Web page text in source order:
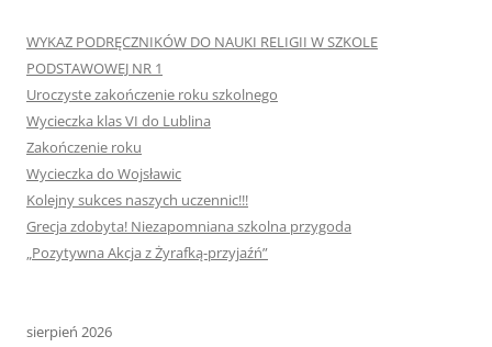
WYKAZ PODRĘCZNIKÓW DO NAUKI RELIGII W SZKOLE
PODSTAWOWEJ NR 1
Uroczyste zakończenie roku szkolnego
Wycieczka klas VI do Lublina
Zakończenie roku
Wycieczka do Wojsławic
Kolejny sukces naszych uczennic!!!
Grecja zdobyta! Niezapomniana szkolna przygoda
„Pozytywna Akcja z Żyrafką-przyjaźń”
sierpień 2026